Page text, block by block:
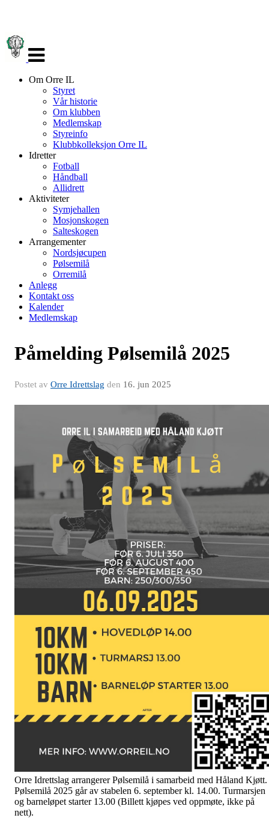
navigasjon
Om Orre IL
Styret
Vår historie
Om klubben
Medlemskap
Styreinfo
Klubbkolleksjon Orre IL
Idretter
Fotball
Håndball
Allidrett
Aktiviteter
Symjehallen
Mosjonskogen
Salteskogen
Arrangementer
Nordsjøcupen
Pølsemilå
Orremilå
Anlegg
Kontakt oss
Kalender
Medlemskap
Påmelding Pølsemilå 2025
Postet av Orre Idrettslag den 16. jun 2025
Orre Idrettslag arrangerer Pølsemilå i samarbeid med Håland Kjøtt.
Pølsemilå 2025 går av stabelen 6. september kl. 14.00. Turmarsjen
og barneløpet starter 13.00 (Billett kjøpes ved oppmøte, ikke på
nett).